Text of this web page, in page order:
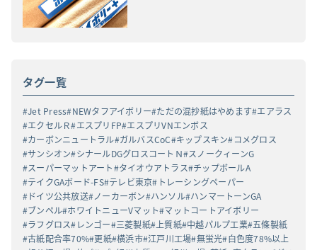
タグ一覧
Jet Press NEWタフアイボリー ただの混抄紙はやめます エアラス
エクセルＲ エスプリFP エスプリVNエンボス
カーボンニュートラル ガルバスCoC キップスキン コメグロス
サンシオン シナールDGグロスコートＮ スノークィーンG
スーパーマットアート タイオウアトラス チップボールA
テイクGAボード-FS テレビ東京
トレーシングペーパー
ドイツ公共放送 ノーカーボン ハンソル ハンマートーンGA
ブンペル ホワイトニューVマット マットコートアイボリー
ラフグロス レンゴー 三菱製紙 上質紙 中越パルプ工業 五條製紙
古紙配合率70% 更紙 横浜市 江戸川工場 無蛍光 白色度78%以上